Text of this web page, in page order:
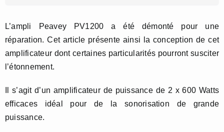
L’ampli Peavey PV1200 a été démonté pour une
réparation. Cet article présente ainsi la conception de cet
amplificateur dont certaines particularités pourront susciter
l’étonnement.
Il s’agit d’un amplificateur de puissance de 2 x 600 Watts
efficaces idéal pour de la sonorisation de grande
puissance.